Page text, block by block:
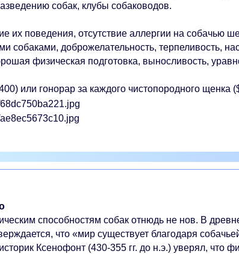
собак, клубы собаководов.
их поведения, отсутствие аллергии на собачью
собаками, доброжелательность, терпеливость,
физическая подготовка, выносливость,
или гонорар за каждого чистопородного щенка
способностям собак отнюдь не нов. В
что «мир существует благодаря
Ксенофонт (430-355 гг. до н.э.) уверял, что